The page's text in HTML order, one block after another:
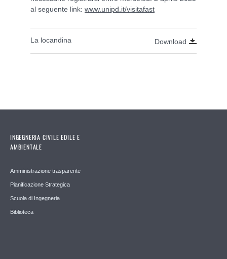
al seguente link: www.unipd.it/visitafast
La locandina Download
INGEGNERIA CIVILE EDILE E
AMBIENTALE
Amministrazione trasparente
Pianificazione Strategica
Scuola di Ingegneria
Biblioteca